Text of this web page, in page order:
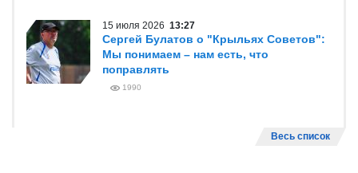
15 июля 2026 13:27
Сергей Булатов о "Крыльях Советов":
Мы понимаем – нам есть, что
поправлять
1990
Весь список